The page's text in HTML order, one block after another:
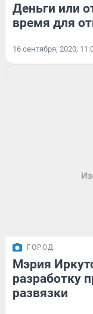
Деньги или
время для
16 сентября, 2020,
ГОРОД
Мэрия
разработку
развязки